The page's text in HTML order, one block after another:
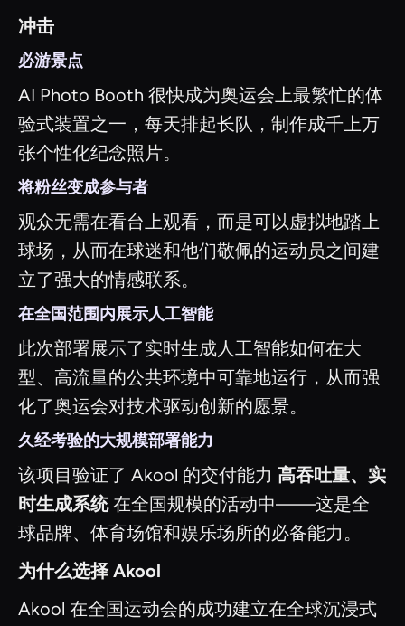
冲击
必游景点
AI Photo Booth 很快成为奥运会上最繁忙的体
验式装置之一，每天排起长队，制作成千上万
张个性化纪念照片。
将粉丝变成参与者
观众无需在看台上观看，而是可以虚拟地踏上
球场，从而在球迷和他们敬佩的运动员之间建
立了强大的情感联系。
在全国范围内展示人工智能
此次部署展示了实时生成人工智能如何在大
型、高流量的公共环境中可靠地运行，从而强
化了奥运会对技术驱动创新的愿景。
久经考验的大规模部署能力
该项目验证了 Akool 的交付能力 高吞吐量、实
时生成系统在全国规模的活动中——这是全
球品牌、体育场馆和娱乐场所的必备能力。
为什么选择 Akool
Akool 在全国运动会的成功建立在全球沉浸式